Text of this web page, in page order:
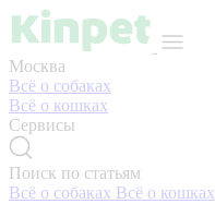
Москва
Всё о собаках
Всё о кошках
Сервисы
Поиск по статьям
Всё о собаках Всё о кошках